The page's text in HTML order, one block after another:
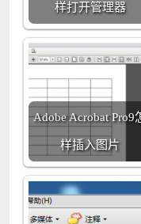
样打开管理器
Adobe Acrobat Pro9
样插入图片